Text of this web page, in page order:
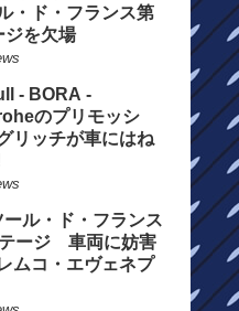
・ド・フランス第
ジを欠場
- BORA -
のプリモッシ
リッチが車にはね
ル・ド・フランス
ージ 車両に妨害
ムコ・エヴェネプ